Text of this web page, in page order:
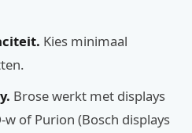
Kies minimaal
Brose werkt met displays
w of Purion (Bosch displays